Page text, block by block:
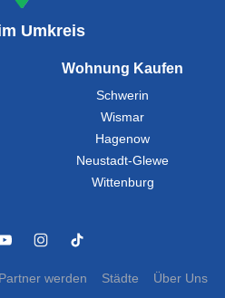
Umkreis
Wohnung Kaufen
Schwerin
Wismar
Hagenow
Neustadt-Glewe
Wittenburg
Partner werden Städte Über Uns